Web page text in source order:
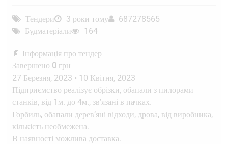
Тендери 3 роки тому
687278565
Будматеріали
164
📄 Інформація про тендер
Завершено 0 грн
27 Березня, 2023 • 10 Квітня, 2023
Підприємство реалізує обрізки, обапали з пилорами
станків, від 1м. до 4м., зв’язані в пачках.
Горбиль, обапали дерев’яні відходи, дрова, від виробника,
кількість необмежена.
В наявності можлива доставка.